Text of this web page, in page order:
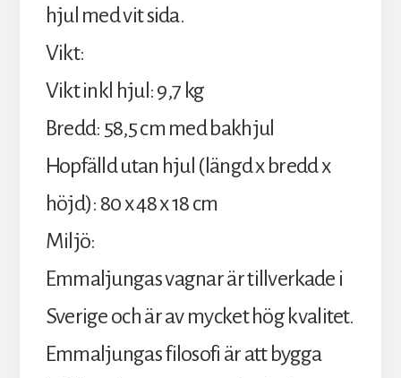
hjul med vit sida.
Vikt:
Vikt inkl hjul: 9,7 kg
Bredd: 58,5 cm med bakhjul
Hopfälld utan hjul (längd x bredd x
höjd): 80 x 48 x 18 cm
Miljö:
Emmaljungas vagnar är tillverkade i
Sverige och är av mycket hög kvalitet.
Emmaljungas filosofi är att bygga